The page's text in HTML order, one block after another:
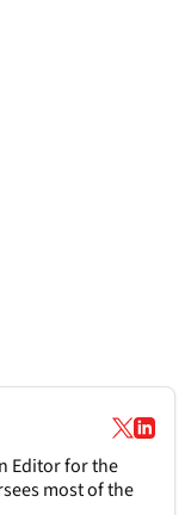
Editor for the
most of the